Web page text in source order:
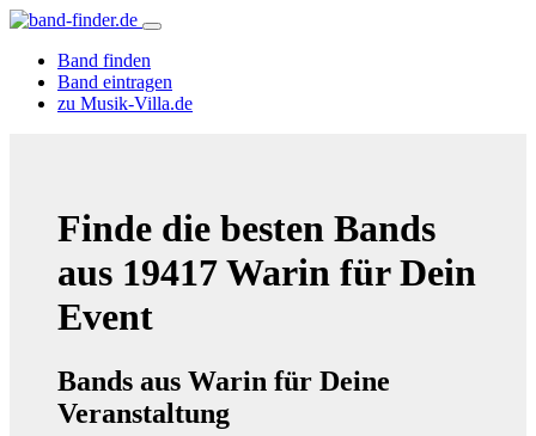
Band finden
Band eintragen
zu Musik-Villa.de
Finde die besten Bands
aus 19417 Warin für Dein
Event
Bands aus Warin für Deine
Veranstaltung